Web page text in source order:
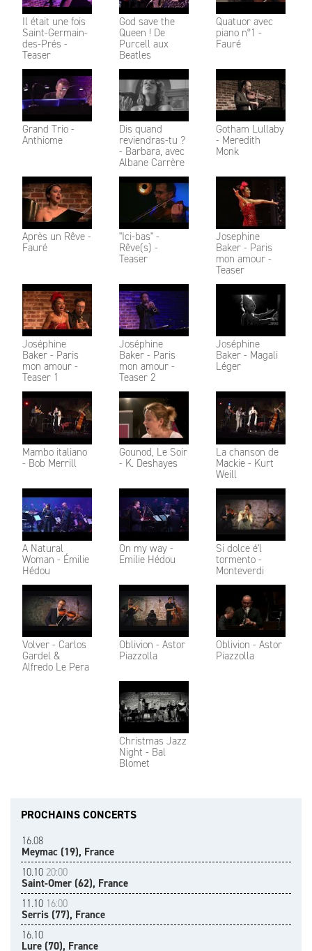
Il était une fois
Saint-Germain-
des-Prés -
Teaser
God save the
Queen ! De
Purcell aux
Beatles
Quatuor avec
piano n°1 -
Fauré
Grand Trio -
Anthiome
Dis quand
reviendras-tu ?
- Barbara, avec
Albane Carrère
Gotham Lullaby
- Meredith
Monk
Après un Rêve -
Fauré
"Ici-bas" -
Rêve(s) -
Teaser
Josephine
Baker - Paris
mon amour -
Teaser
Joséphine
Baker - Paris
mon amour -
Teaser 1
Joséphine
Baker - Paris
mon amour -
Teaser 2
Joséphine
Baker - Magali
Léger
Mambo italiano
- Bob Merrill
Gounod, Le Soir
- K. Deshayes
La chanson de
Mackie - Kurt
Weill
A Natural
Woman - Émilie
Hédou
On my way -
Emilie Hédou
Si dolce é'l
tormento -
Monteverdi
Volver - Carlos
Gardel &
Alfredo Le Pera
Oblivion - Astor
Piazzolla
Oblivion - Astor
Piazzolla
Christmas Jazz
Night - Bal
Blomet
PROCHAINS CONCERTS
16.08
Meymac (19), France
10.10 20:00
Saint-Omer (62), France
11.10 16:00
Serris (77), France
16.10
Lure (70), France